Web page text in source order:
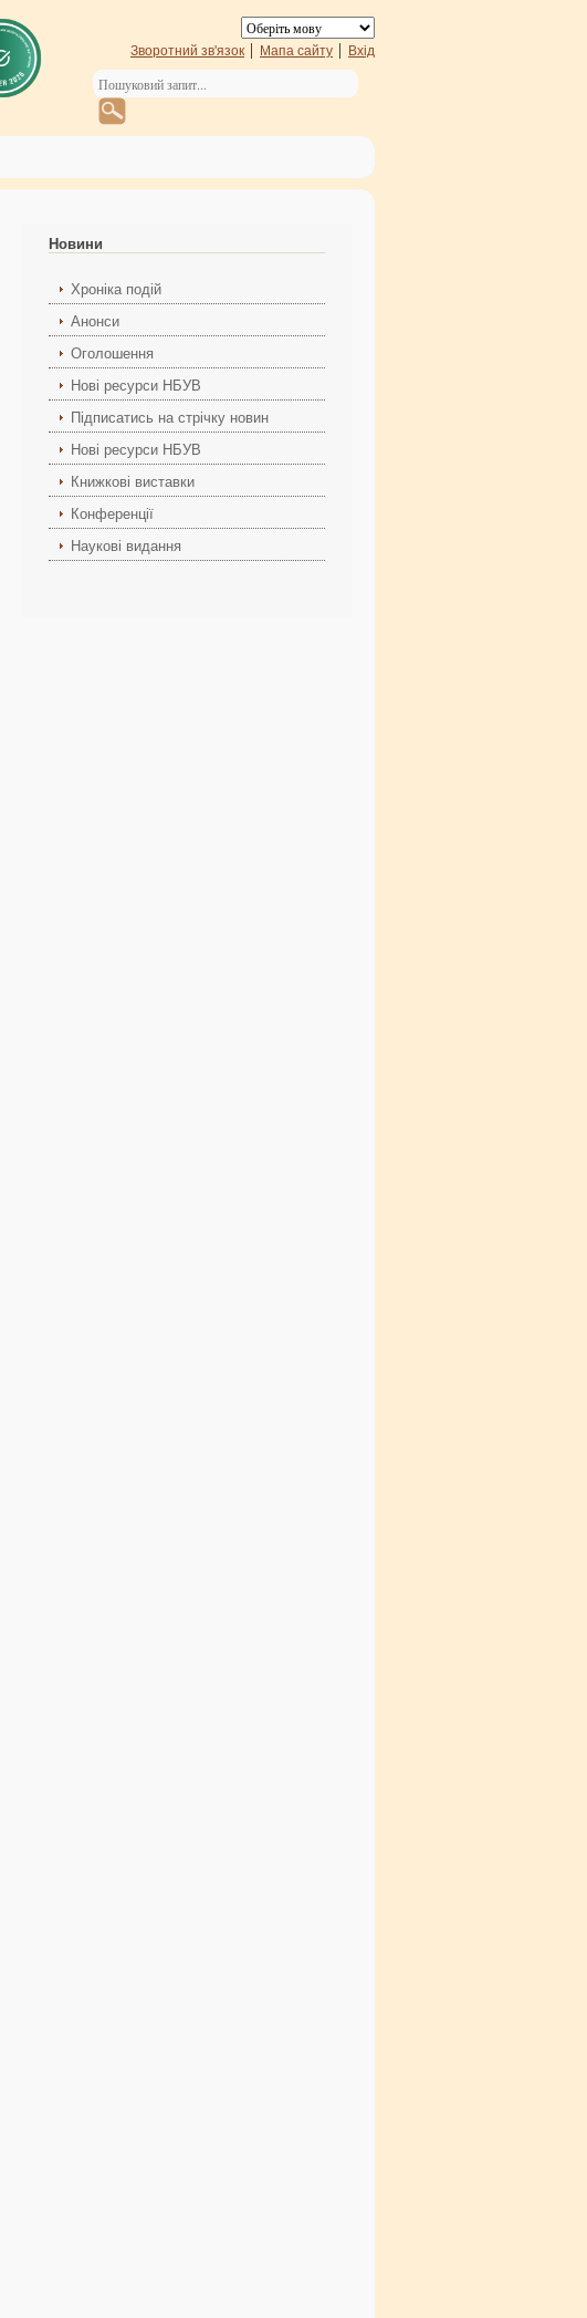
Зворотний зв'язок Мапа сайту Вхід
Новини
Хроніка подій
Анонси
Оголошення
Нові ресурси НБУВ
Підписатись на стрічку новин
Нові ресурси НБУВ
Книжкові виставки
Конференції
Наукові видання